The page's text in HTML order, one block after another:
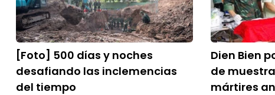
[Foto] 500 días y noches
desafiando las inclemencias
del tiempo
Dien Bien
de
mártires